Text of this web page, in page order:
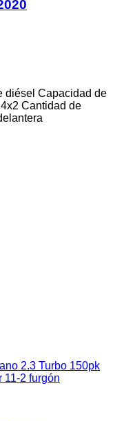
diésel Capacidad de
4x2 Cantidad de
2.3 Turbo 150pk
11-2 furgón